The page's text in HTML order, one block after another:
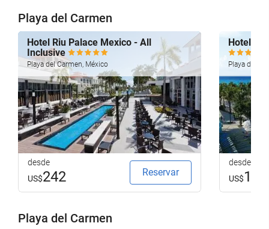
Playa del Carmen
Hotel Riu Palace Mexico - All
Inclusive
Playa del Carmen, México
desde
US$242 Reservar
Hotel
Playa del
desde
US$196
Playa del Carmen